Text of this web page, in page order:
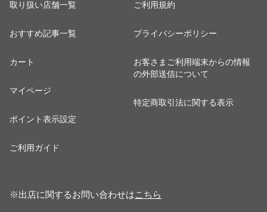
取り扱い店舗一覧
おすすめ記事一覧
カート
マイページ
ポイント表示設定
ご利用ガイド
ご利用規約
プライバシーポリシー
お客さまご利用端末からの情報
の外部送信について
特定商取引法に関する表示
※出店に関するお問い合わせはこちら